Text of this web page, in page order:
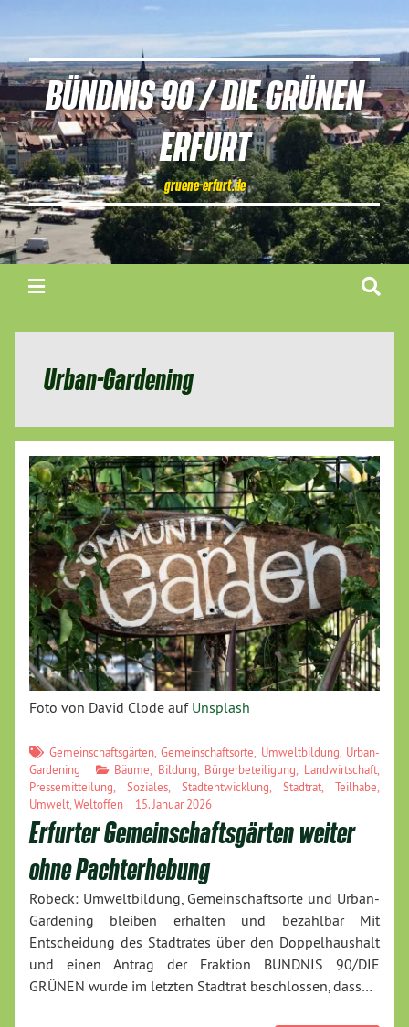
BÜNDNIS 90 / DIE GRÜNEN
ERFURT
gruene-erfurt.de
Urban-Gardening
Foto von David Clode auf Unsplash
Gemeinschaftsgärten, Gemeinschaftsorte Umweltbildung Urban-
Gardening
Bäume Bildung Bürgerbeteiligung Landwirtschaft
Pressemitteilung
Soziales Stadtentwicklung Stadtrat Teilhabe
Umwelt Weltoffen 15. Januar 2026
Erfurter Gemeinschaftsgärten weiter
ohne Pachterhebung
Robeck: Umweltbildung, Gemeinschaftsorte und Urban-
Gardening bleiben erhalten und bezahlbar Mit
Entscheidung des Stadtrates über den Doppelhaushalt
und einen Antrag der Fraktion BÜNDNIS 90/DIE
GRÜNEN wurde im letzten Stadtrat beschlossen, dass…